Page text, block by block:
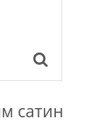
сатин